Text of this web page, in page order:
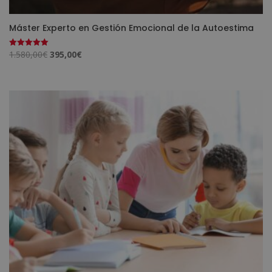
Máster Experto en Gestión Emocional de la Autoestima
Valorado
con
1.580,00€ El
1.580,00€.
395,00€
es:
395,00€.